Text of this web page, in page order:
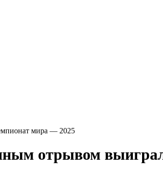
мира — 2025
отрывом